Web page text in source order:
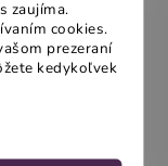
zaujíma.
cookies.
prezeraní
kedykoľvek